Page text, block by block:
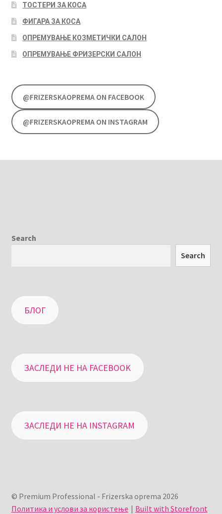
ТОСТЕРИ ЗА КОСА
ФИГАРА ЗА КОСА
ОПРЕМУВАЊЕ КОЗМЕТИЧКИ САЛОН
ОПРЕМУВАЊЕ ФРИЗЕРСКИ САЛОН
@FRIZERSKAOPREMA ON FACEBOOK
@FRIZERSKAOPREMA ON INSTAGRAM
Search
Search
БЛОГ
ЗАСЛЕДИ НЕ НА FACEBOOK
ЗАСЛЕДИ НЕ НА INSTAGRAM
© Premium Professional - Frizerska oprema 2026
Политика и услови за користење
Built with Storefront